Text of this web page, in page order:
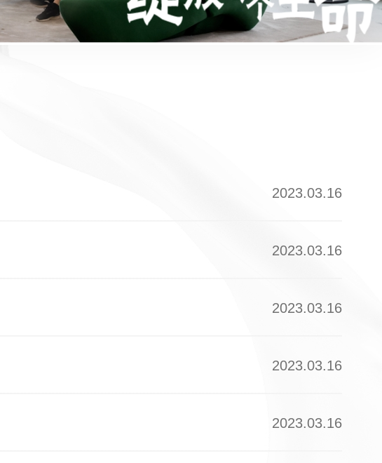
2023.03.16
2023.03.16
2023.03.16
2023.03.16
2023.03.16